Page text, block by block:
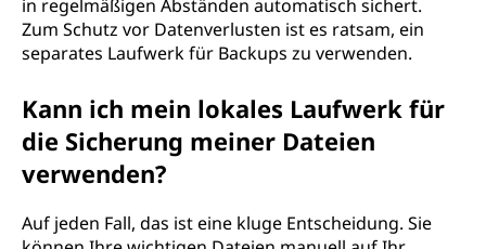
in regelmäßigen Abständen automatisch sichert.
Zum Schutz vor Datenverlusten ist es ratsam, ein
separates Laufwerk für Backups zu verwenden.
Kann ich mein lokales Laufwerk für
die Sicherung meiner Dateien
verwenden?
Auf jeden Fall, das ist eine kluge Entscheidung. Sie